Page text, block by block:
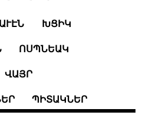
ԽՑԻԿ
ՈՍՊՆԵԱԿ
ՎԱՅՐ
ՊԻՏԱԿՆԵՐ